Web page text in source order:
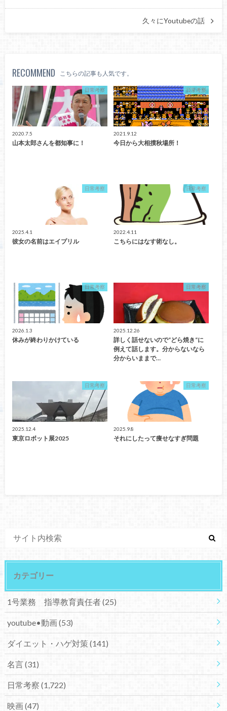
久々にYoutubeの話
RECOMMEND こちらの記事も人気です。
日常考察
2020.7.5
山本太郎さんを都知事に！
日常考察
2021.9.12
今日から大相撲秋場所！
日常考察
2025.4.1
彼女の名前はエイプリル
日常考察
2022.4.11
こちらにはなす術なし。
日常考察
2026.1.3
休みが終わりかけている
日常考察
2025.12.26
詳しく話せないので“どら焼き“に
例えて話します。分からないなら
分からいままで…
日常考察
2025.12.4
東京ロボット展2025
日常考察
2025.9.8
それにしたって痩せなすぎ問題
カテゴリー
1号業務 指導教育責任者(25)
youtube•動画(53)
ダイエット・ハゲ対策(141)
名言(31)
日常考察 (1,722)
映画(47)